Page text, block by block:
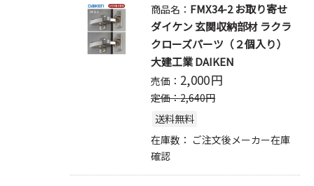
商品名： FMX34-2 お取り寄せ
ダイケン 玄関収納部材 ラクラ
クローズパーツ（２個入り）
大建工業 DAIKEN
売価： 2,000円
定価：2,640円
送料無料
在庫数： ご注文後メーカー在庫
確認